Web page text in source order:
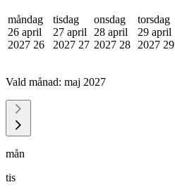
måndag
26 april
2027 26
tisdag
27 april
2027 27
onsdag
28 april
2027 28
torsdag
29 april
2027 29
Vald månad: maj 2027
mån
tis